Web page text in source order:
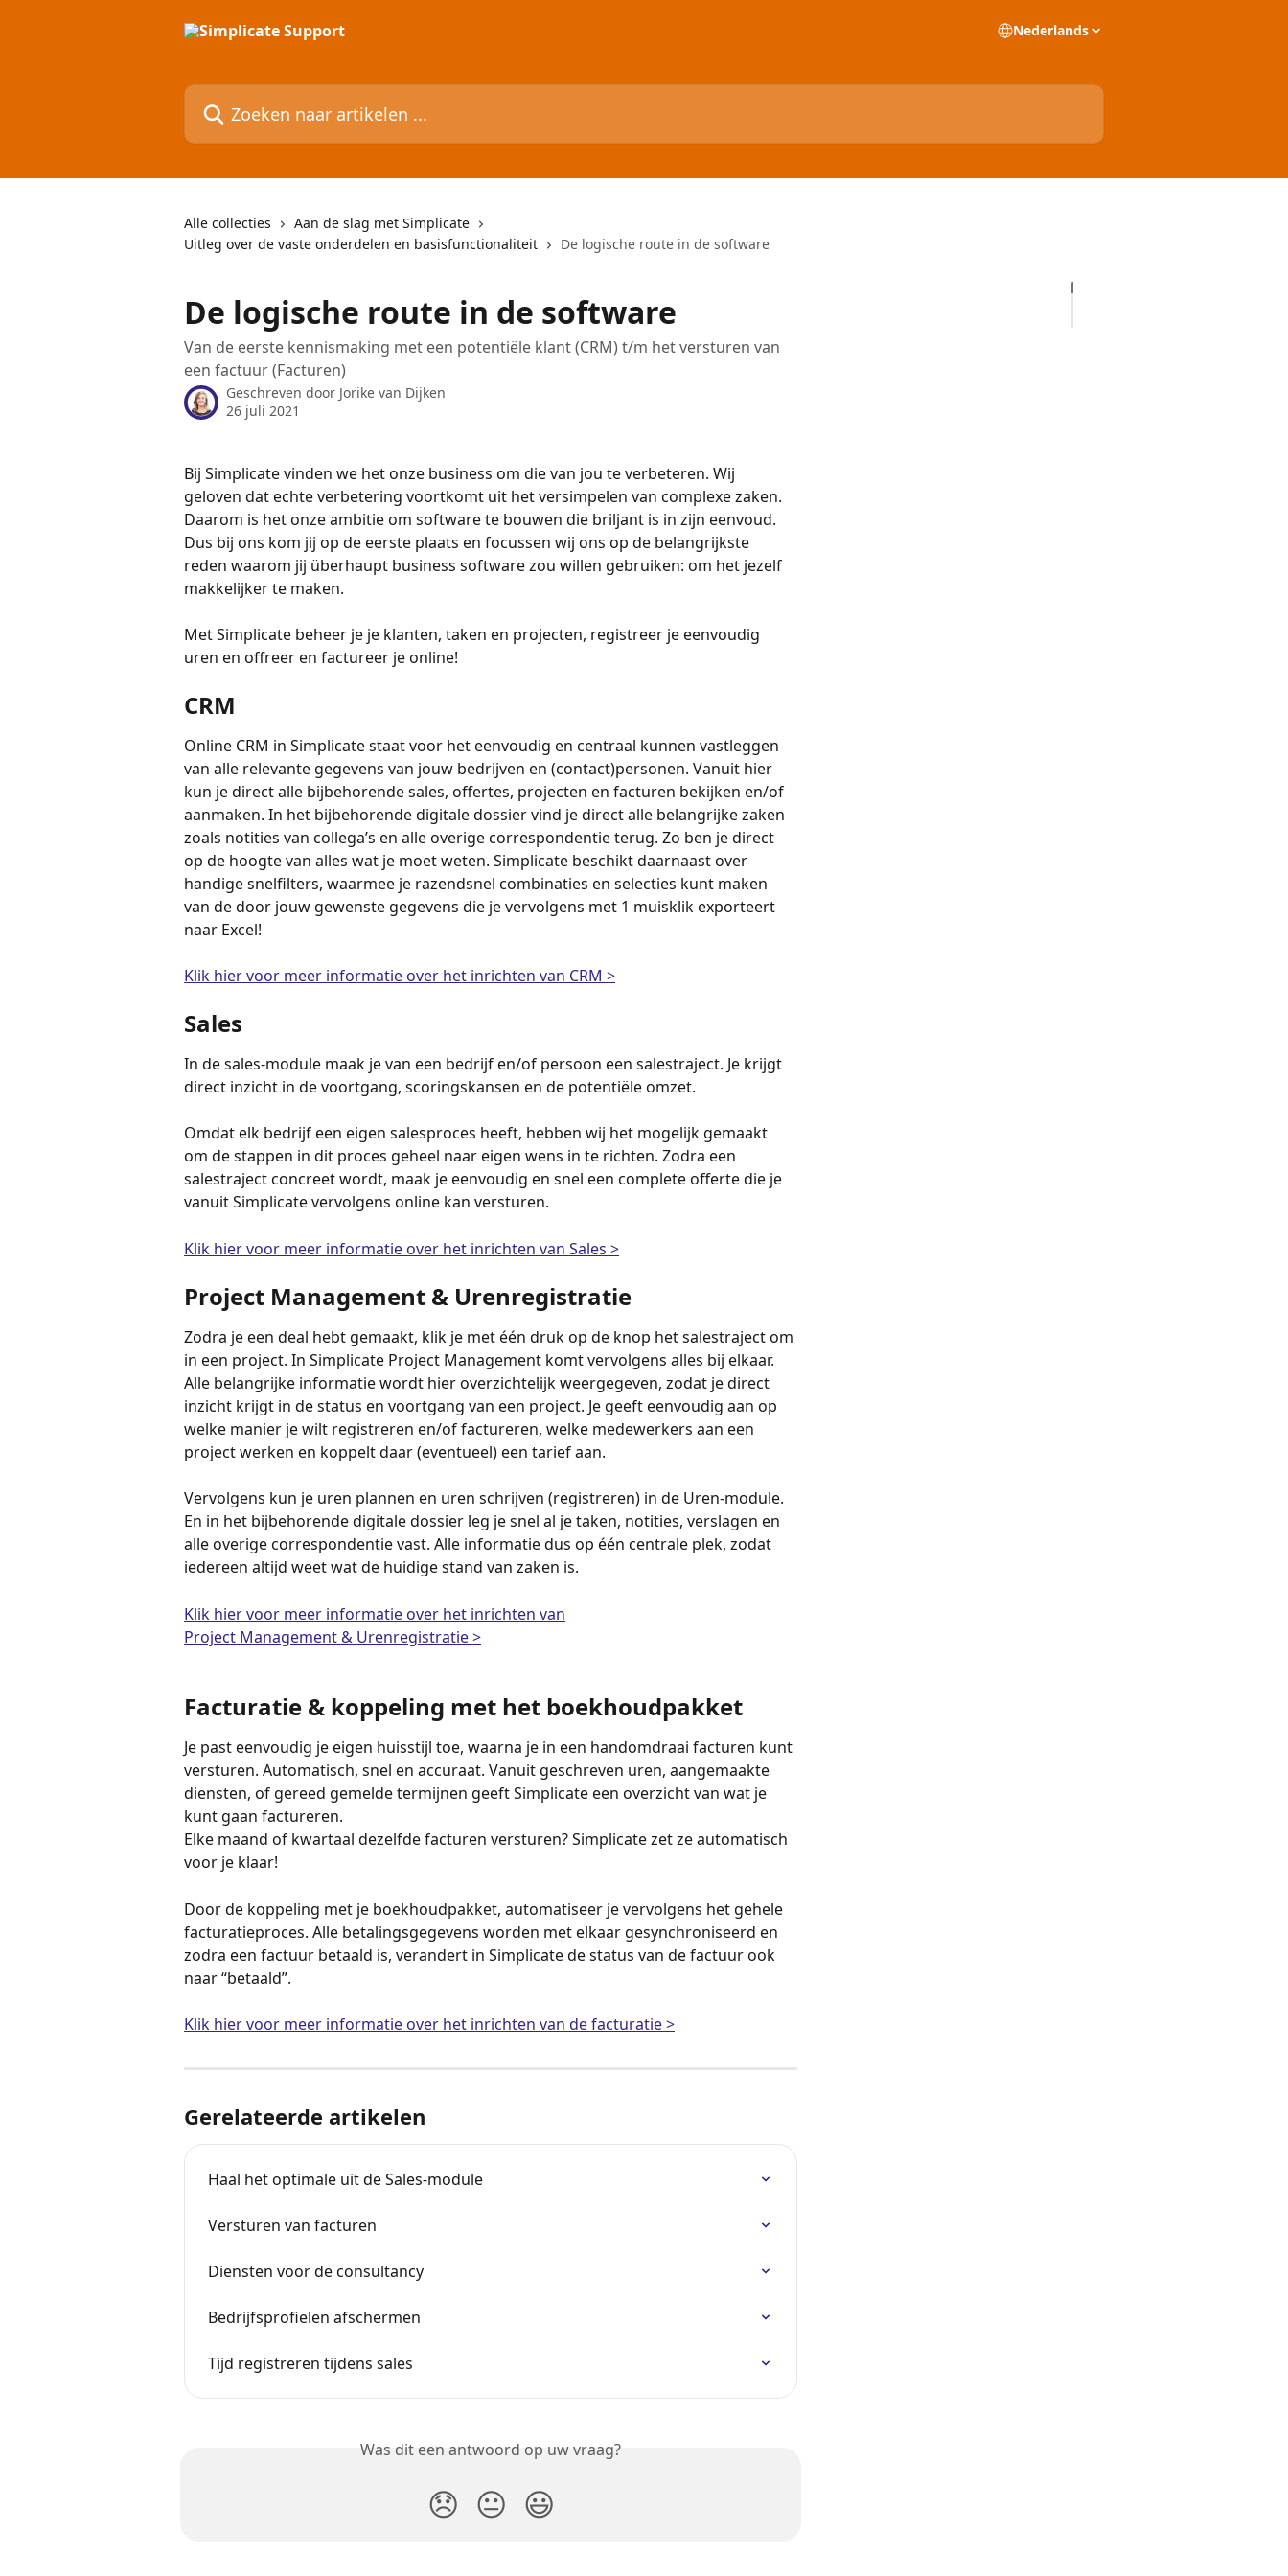
Nederlands
Zoeken naar artikelen ...
Alle collecties
Aan de slag met Simplicate
Uitleg over de vaste onderdelen en basisfunctionaliteit
De logische route in de software
De logische route in de software
Van de eerste kennismaking met een potentiële klant (CRM) t/m het versturen van
een factuur (Facturen)
Geschreven door Jorike van Dijken
26 juli 2021
Bij Simplicate vinden we het onze business om die van jou te verbeteren. Wij
geloven dat echte verbetering voortkomt uit het versimpelen van complexe zaken.
Daarom is het onze ambitie om software te bouwen die briljant is in zijn eenvoud.
Dus bij ons kom jij op de eerste plaats en focussen wij ons op de belangrijkste
reden waarom jij überhaupt business software zou willen gebruiken: om het jezelf
makkelijker te maken.
Met Simplicate beheer je je klanten, taken en projecten, registreer je eenvoudig
uren en offreer en factureer je online!
CRM
Online CRM in Simplicate staat voor het eenvoudig en centraal kunnen vastleggen
van alle relevante gegevens van jouw bedrijven en (contact)personen. Vanuit hier
kun je direct alle bijbehorende sales, offertes, projecten en facturen bekijken en/of
aanmaken. In het bijbehorende digitale dossier vind je direct alle belangrijke zaken
zoals notities van collega’s en alle overige correspondentie terug. Zo ben je direct
op de hoogte van alles wat je moet weten. Simplicate beschikt daarnaast over
handige snelfilters, waarmee je razendsnel combinaties en selecties kunt maken
van de door jouw gewenste gegevens die je vervolgens met 1 muisklik exporteert
naar Excel!
Klik hier voor meer informatie over het inrichten van CRM >
Sales
In de sales-module maak je van een bedrijf en/of persoon een salestraject. Je krijgt
direct inzicht in de voortgang, scoringskansen en de potentiële omzet.
Omdat elk bedrijf een eigen salesproces heeft, hebben wij het mogelijk gemaakt
om de stappen in dit proces geheel naar eigen wens in te richten. Zodra een
salestraject concreet wordt, maak je eenvoudig en snel een complete offerte die je
vanuit Simplicate vervolgens online kan versturen.
Klik hier voor meer informatie over het inrichten van Sales >
Project Management & Urenregistratie
Zodra je een deal hebt gemaakt, klik je met één druk op de knop het salestraject om
in een project. In Simplicate Project Management komt vervolgens alles bij elkaar.
Alle belangrijke informatie wordt hier overzichtelijk weergegeven, zodat je direct
inzicht krijgt in de status en voortgang van een project. Je geeft eenvoudig aan op
welke manier je wilt registreren en/of factureren, welke medewerkers aan een
project werken en koppelt daar (eventueel) een tarief aan.
Vervolgens kun je uren plannen en uren schrijven (registreren) in de Uren-module.
En in het bijbehorende digitale dossier leg je snel al je taken, notities, verslagen en
alle overige correspondentie vast. Alle informatie dus op één centrale plek, zodat
iedereen altijd weet wat de huidige stand van zaken is.
Klik hier voor meer informatie over het inrichten van
Project Management & Urenregistratie >
Facturatie & koppeling met het boekhoudpakket
Je past eenvoudig je eigen huisstijl toe, waarna je in een handomdraai facturen kunt
versturen. Automatisch, snel en accuraat. Vanuit geschreven uren, aangemaakte
diensten, of gereed gemelde termijnen geeft Simplicate een overzicht van wat je
kunt gaan factureren.
Elke maand of kwartaal dezelfde facturen versturen? Simplicate zet ze automatisch
voor je klaar!
Door de koppeling met je boekhoudpakket, automatiseer je vervolgens het gehele
facturatieproces. Alle betalingsgegevens worden met elkaar gesynchroniseerd en
zodra een factuur betaald is, verandert in Simplicate de status van de factuur ook
naar “betaald”.
Klik hier voor meer informatie over het inrichten van de facturatie >
Gerelateerde artikelen
Haal het optimale uit de Sales-module
Versturen van facturen
Diensten voor de consultancy
Bedrijfsprofielen afschermen
Tijd registreren tijdens sales
Was dit een antwoord op uw vraag?
😞 😐 😃